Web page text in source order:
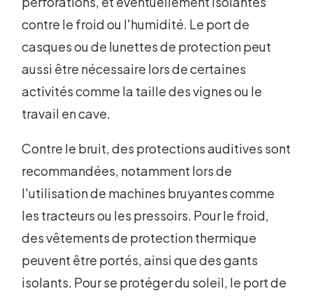
contre le froid ou l'humidité. Le port de
casques ou de lunettes de protection peut
aussi être nécessaire lors de certaines
activités comme la taille des vignes ou le
travail en cave.
Contre le bruit, des protections auditives sont
recommandées, notamment lors de
l'utilisation de machines bruyantes comme
les tracteurs ou les pressoirs. Pour le froid,
des vêtements de protection thermique
peuvent être portés, ainsi que des gants
isolants. Pour se protéger du soleil, le port de